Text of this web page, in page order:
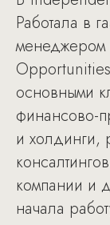
Работала в
менеджером
основными
финансово-
и холдинги,
компании и
начала